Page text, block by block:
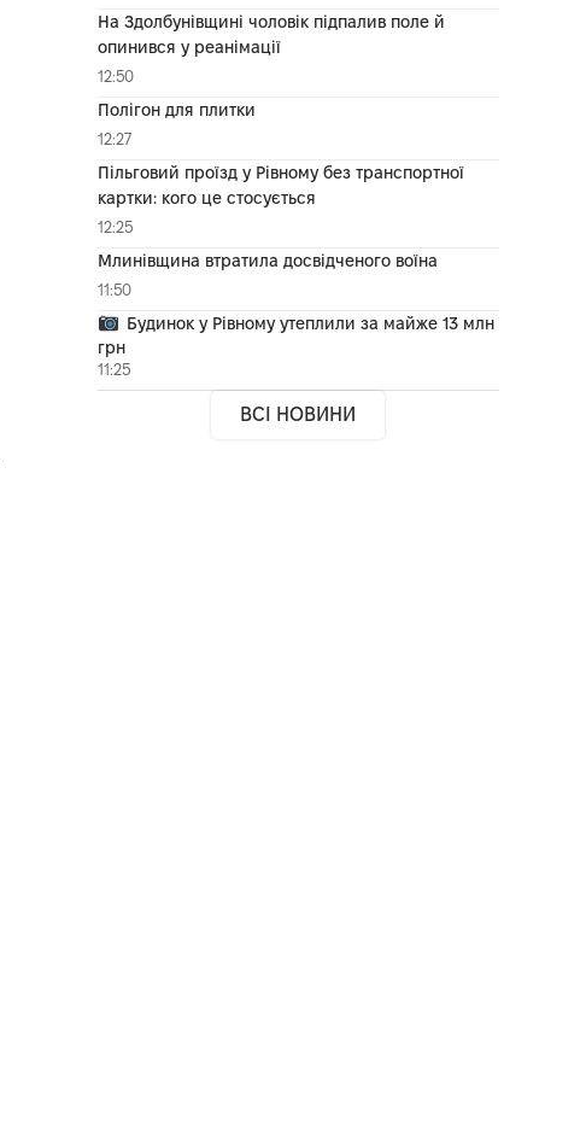
На Здолбунівщині чоловік підпалив поле й
опинився у реанімації
12:50
Полігон для плитки
12:27
Пільговий проїзд у Рівному без транспортної
картки: кого це стосується
12:25
Млинівщина втратила досвідченого воїна
11:50
Будинок у Рівному утеплили за майже 13 млн
грн
11:25
ВСІ НОВИНИ